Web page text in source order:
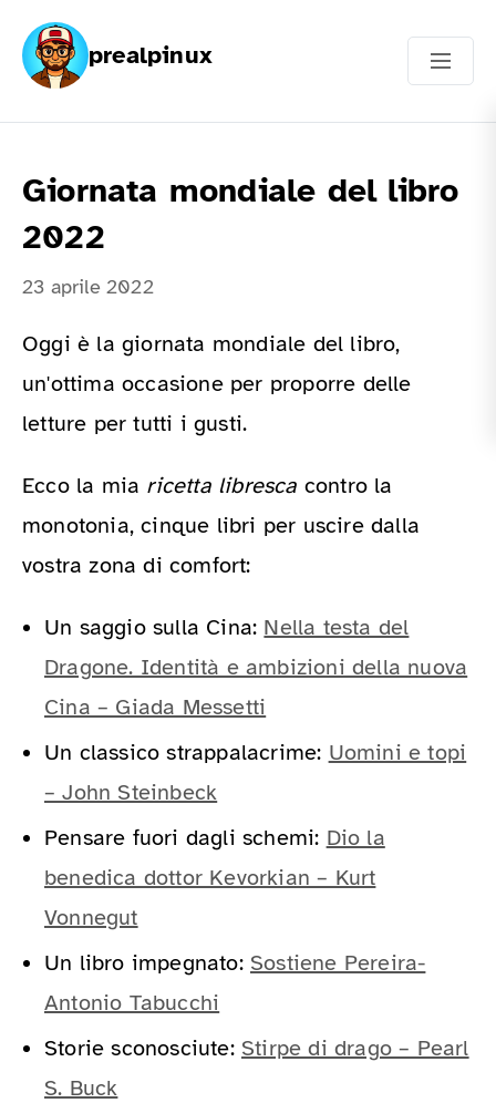
prealpinux
Giornata mondiale del libro
2022
23 aprile 2022
Oggi è la giornata mondiale del libro,
un'ottima occasione per proporre delle
letture per tutti i gusti.
Ecco la mia ricetta libresca contro la
monotonia, cinque libri per uscire dalla
vostra zona di comfort:
Un saggio sulla Cina: Nella testa del
Dragone. Identità e ambizioni della nuova
Cina – Giada Messetti
Un classico strappalacrime: Uomini e topi
– John Steinbeck
Pensare fuori dagli schemi: Dio la
benedica dottor Kevorkian – Kurt
Vonnegut
Un libro impegnato: Sostiene Pereira-
Antonio Tabucchi
Storie sconosciute: Stirpe di drago – Pearl
S. Buck